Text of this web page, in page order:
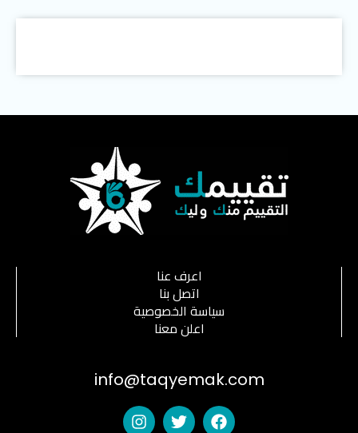
اعرف عنا
اتصل بنا
سياسة الخصوصية
اعلن معنا
info@taqyemak.com
F
T
I